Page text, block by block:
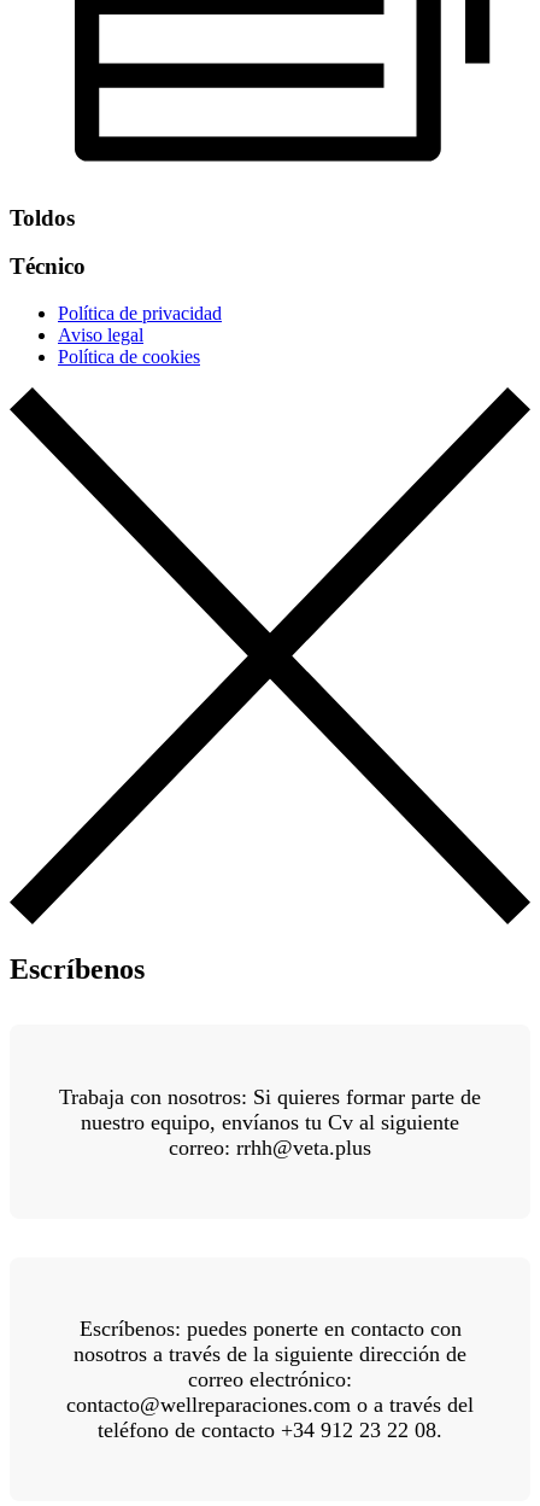
Toldos
Técnico
Política de privacidad
Aviso legal
Política de cookies
Escríbenos
Trabaja con nosotros: Si quieres formar parte de
nuestro equipo, envíanos tu Cv al siguiente
correo: rrhh@veta.plus
Escríbenos: puedes ponerte en contacto con
nosotros a través de la siguiente dirección de
correo electrónico:
contacto@wellreparaciones.com o a través del
teléfono de contacto +34 912 23 22 08.